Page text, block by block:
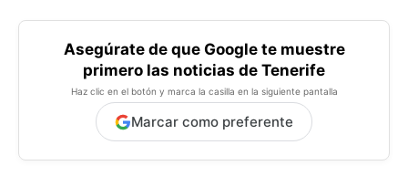
Asegúrate de que Google te muestre
primero las noticias de Tenerife
Haz clic en el botón y marca la casilla en la siguiente pantalla
Marcar como preferente